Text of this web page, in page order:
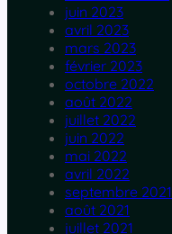
juin 2023
avril 2023
mars 2023
février 2023
octobre 2022
août 2022
juillet 2022
juin 2022
mai 2022
avril 2022
septembre 2021
août 2021
juillet 2021